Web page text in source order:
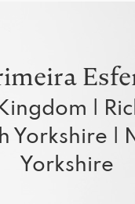
|
Yorkshire |
Yorkshire